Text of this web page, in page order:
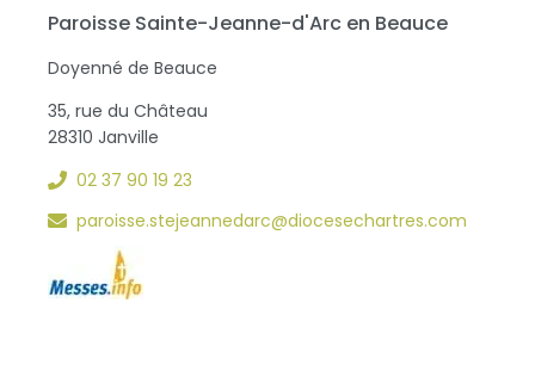
Paroisse Sainte-Jeanne-d'Arc en Beauce
Doyenné de Beauce
35, rue du Château
28310 Janville
02 37 90 19 23
paroisse.stejeannedarc@diocesechartres.com